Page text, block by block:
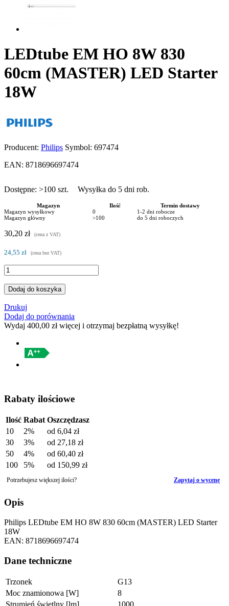
LEDtube EM HO 8W 830
60cm (MASTER) LED Starter
18W
Producent: Philips Symbol: 697474
EAN: 8718696697474
Dostępne: >100 szt. Wysyłka do 5 dni rob.
Magazyn Ilość
Termin dostawy
Magazyn wysyłkowy
0
1-2 dni robocze
Magazyn główny
>100 do 5 dni roboczych
30,20 zł (cena z VAT)
24,55 zł (cena bez VAT)
Dodaj do koszyka
Drukuj
Dodaj do porównania
Wydaj 400,00 złwięcej i otrzymaj bezpłatną wysyłkę!
Rabaty ilościowe
Ilość Rabat Oszczędzasz
10
2% od 6,04 zł
30
3% od 27,18 zł
50
4% od 60,40 zł
100
5% od 150,99 zł
Potrzebujesz większej ilości? Zapytaj o wycenę
Opis
Philips LEDtube EM HO 8W 830 60cm (MASTER) LED Starter
18W
EAN: 8718696697474
Dane techniczne
Trzonek
G13
Moc znamionowa [W]
8